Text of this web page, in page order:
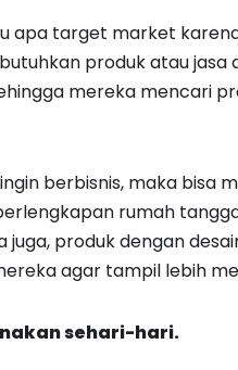
apa target market
produk atau jasa
mereka mencari
berbisnis, maka bisa
rumah
produk dengan
agar tampil lebih
sehari-hari.